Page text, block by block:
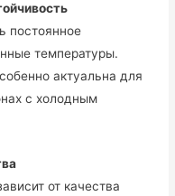
постоянное
температуры.
актуальна для
с холодным
от качества